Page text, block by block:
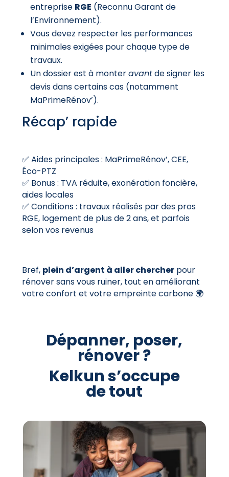
entreprise RGE (Reconnu Garant de
l’Environnement).
Vous devez respecter les performances
minimales exigées pour chaque type de
travaux.
Un dossier est à monteravantde signer les
devis dans certains cas (notamment
MaPrimeRénov’).
Récap’ rapide
✅ Aides principales : MaPrimeRénov’, CEE,
Éco-PTZ
✅ Bonus : TVA réduite, exonération foncière,
aides locales
✅ Conditions : travaux réalisés par des pros
RGE, logement de plus de 2 ans, et parfois
selon vos revenus
Bref, plein d’argent à aller chercherpour
rénover sans vous ruiner, tout en améliorant
votre confort et votre empreinte carbone 🌍
Dépanner, poser,
rénover ?
Kelkun s’occupe
de tout